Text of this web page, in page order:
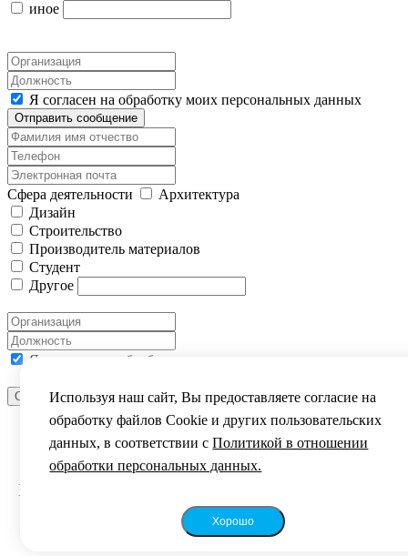
иное
Я согласен на обработку моих персональных данных
Отправить сообщение
Сфера деятельности
Архитектура
Дизайн
Строительство
Производитель материалов
Студент
Другое
Я согласен на обработку моих персональных данных
Отправить сообщение
ВЫ УСПЕШНО ЗАРЕГИСТРИРОВАНЫ
Уважаемый посетитель!
Благодарим за интерес к фестивалю „Зодчество
2024“.
До встречи на фестивале!
Используя наш сайт, Вы предоставляете согласие на
обработку файлов Сookie и других пользовательских
данных, в соответствии сПолитикой в отношении
обработки персональных данных.
Хорошо